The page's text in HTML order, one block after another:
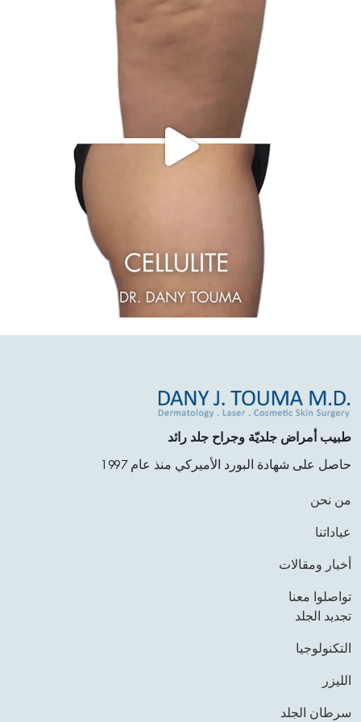
طبيب أمراض جلديّة وجراح جلد رائد
حاصل على شهادة البورد الأميركي منذ عام 1997
من نحن
عياداتنا
أخبار ومقالات
تواصلوا معنا
تجديد الجلد
التكنولوجيا
الليزر
سرطان الجلد